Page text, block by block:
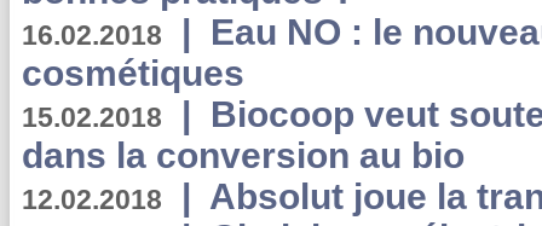
16.02.2018 | Eau NO : le
cosmétiques
15.02.2018 | Biocoop veut
dans la conversion au bio
12.02.2018 | Absolut joue la